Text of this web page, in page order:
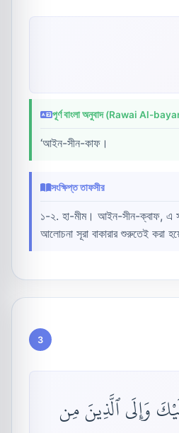
পূর্ণ বাংলা অনুবাদ (Rawai Al-
‘আইন-সীন-কাফ।
সংক্ষিপ্ত তাফসীর
১-২. হা-মীম। আইন-সীন-ক্বাফ, এ সব
আলোচনা সূরা বাকারার শুরুতেই করা
3
وَإِلَى ٱلَّذِينَ مِن